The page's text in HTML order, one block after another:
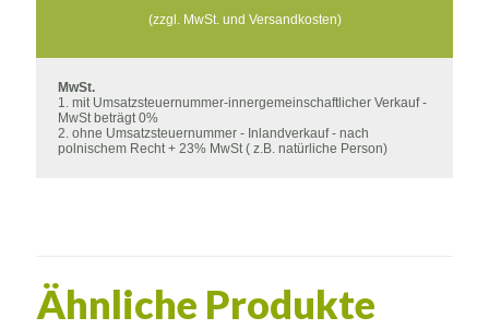
€1.208
bis
(zzgl. MwSt. und Versandkosten)
MwSt.
1. mit Umsatzsteuernummer-innergemeinschaftlicher Verkauf -
MwSt beträgt 0%
2. ohne Umsatzsteuernummer - Inlandverkauf - nach
polnischem Recht + 23% MwSt ( z.B. natürliche Person)
Ähnliche Produkte